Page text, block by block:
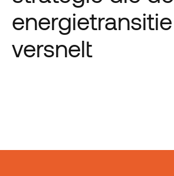
energietransitie
versnelt